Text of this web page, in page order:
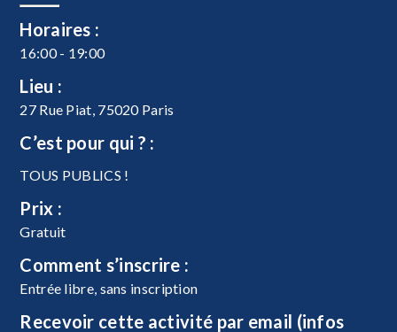
Horaires :
16:00 - 19:00
Lieu :
27 Rue Piat, 75020 Paris
C’est pour qui ? :
TOUS PUBLICS !
Prix :
Gratuit
Comment s’inscrire :
Entrée libre, sans inscription
Recevoir cette activité par email (infos